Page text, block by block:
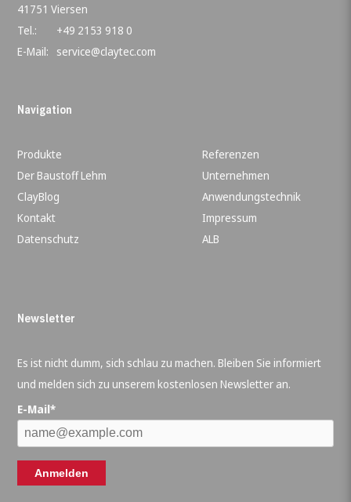
41751 Viersen
Tel.:
+49 2153 918 0
E-Mail:
service@claytec.com
Navigation
Produkte
Referenzen
Der Baustoff Lehm
Unternehmen
ClayBlog
Anwendungstechnik
Kontakt
Impressum
Datenschutz
ALB
Newsletter
Es ist nicht dumm, sich schlau zu machen. Bleiben Sie informiert
und melden sich zu unserem kostenlosen Newsletter an.
E-Mail*
Anmelden